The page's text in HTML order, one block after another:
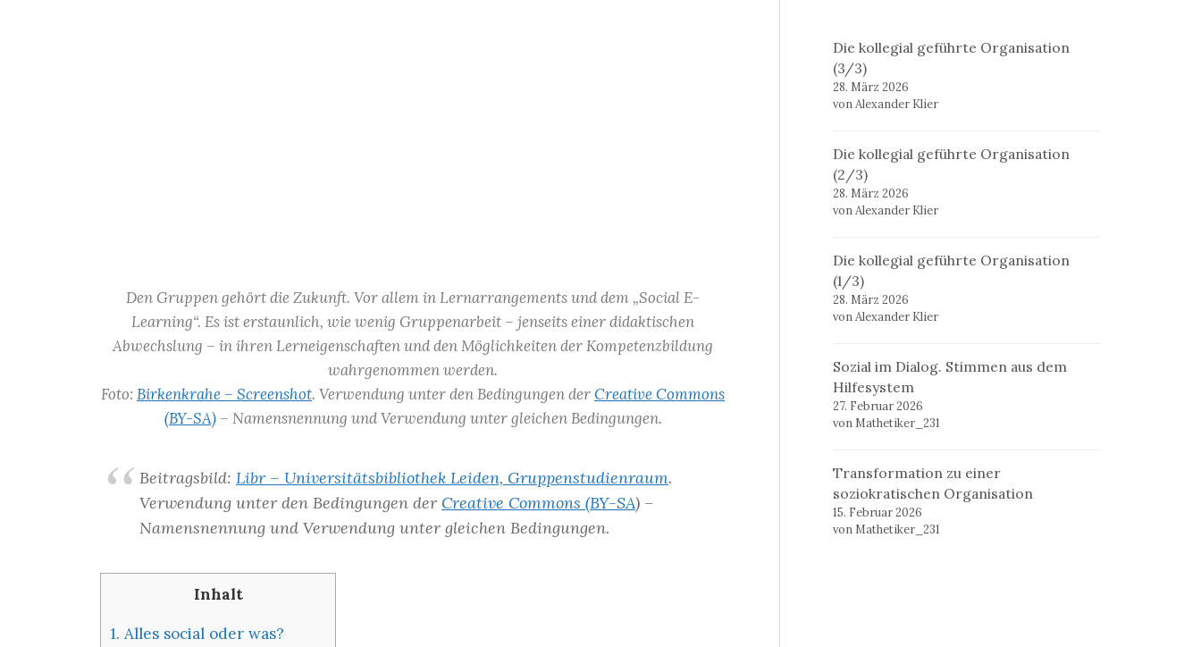
Den Gruppen gehört die Zukunft. Vor allem in Lernarrangements und dem „Social E-
Learning“. Es ist erstaunlich, wie wenig Gruppenarbeit – jenseits einer didaktischen
Abwechslung – in ihren Lerneigenschaften und den Möglichkeiten der Kompetenzbildung
wahrgenommen werden.
Foto: Birkenkrahe – Screenshot. Verwendung unter den Bedingungen derCreative Commons
(BY-SA)– Namensnennung und Verwendung unter gleichen Bedingungen.
Beitragsbild: Libr – Universitätsbibliothek Leiden, Gruppenstudienraum.
Verwendung unter den Bedingungen der Creative Commons (BY-SA) –
Namensnennung und Verwendung unter gleichen Bedingungen.
Inhalt
1. Alles social oder was?
Die kollegial geführte Organisation
(3/3)
28. März 2026
von Alexander Klier
Die kollegial geführte Organisation
(2/3)
28. März 2026
von Alexander Klier
Die kollegial geführte Organisation
(1/3)
28. März 2026
von Alexander Klier
Sozial im Dialog. Stimmen aus dem
Hilfesystem
27. Februar 2026
von Mathetiker_231
Transformation zu einer
soziokratischen Organisation
15. Februar 2026
von Mathetiker_231